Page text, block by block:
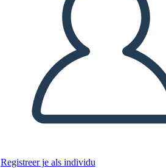
Registreer je als individu
LEES MIJ VOOR